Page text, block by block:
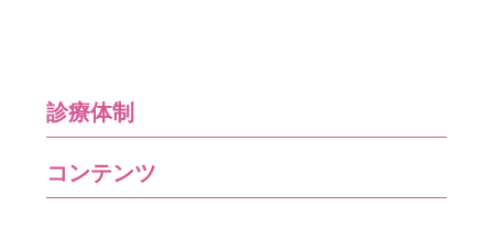
診療体制
コンテンツ